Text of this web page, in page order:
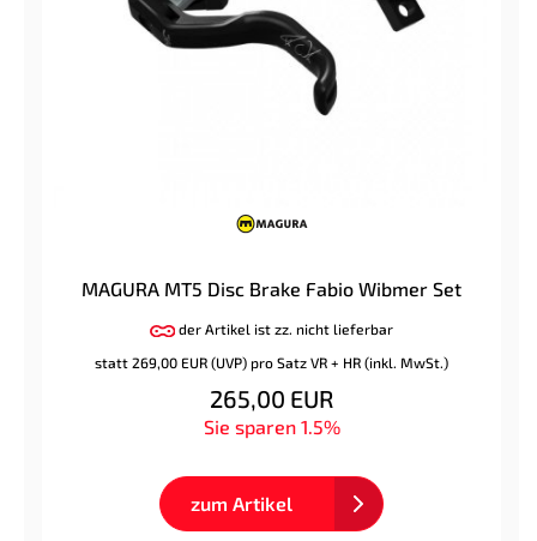
MAGURA MT5 Disc Brake Fabio Wibmer Set
der Artikel ist zz. nicht lieferbar
statt 269,00 EUR (UVP) pro Satz VR + HR (inkl. MwSt.)
265,00 EUR
Sie sparen 1.5%
zum Artikel